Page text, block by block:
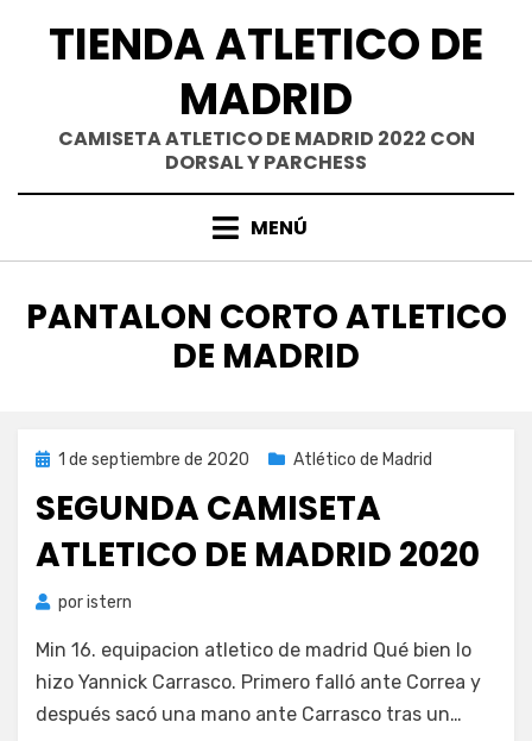
TIENDA ATLETICO DE
MADRID
CAMISETA ATLETICO DE MADRID 2022 CON
DORSAL Y PARCHESS
MENÚ
ETIQUETA
:
PANTALON CORTO ATLETICO
DE MADRID
Publicada
1 de septiembre de 2020 Atlético de Madrid
SEGUNDA CAMISETA
ATLETICO DE MADRID 2020
poristern
Min 16. equipacion atletico de madrid Qué bien lo
hizo Yannick Carrasco. Primero falló ante Correa y
después sacó una mano ante Carrasco tras un…